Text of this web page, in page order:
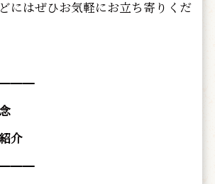
にはぜひお気軽にお立ち寄りくだ
介